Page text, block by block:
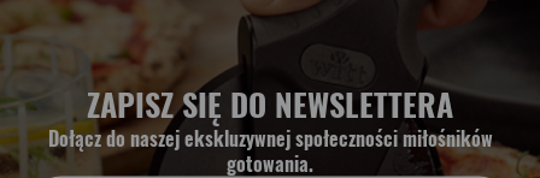
ZAPISZ SIĘ DO NEWSLETTERA
Dołącz do naszej ekskluzywnej społeczności miłośników
gotowania.